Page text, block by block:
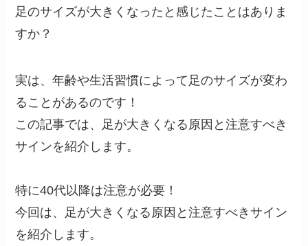
足のサイズが大きくなったと感じたことはありま
すか？
実は、年齢や生活習慣によって足のサイズが変わ
ることがあるのです！
この記事では、足が大きくなる原因と注意すべき
サインを紹介します。
特に40代以降は注意が必要！
今回は、足が大きくなる原因と注意すべきサイン
を紹介します。